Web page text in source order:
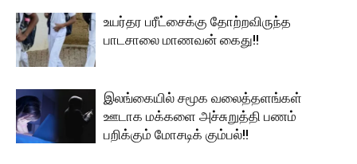
உயர்தர பரீட்சைக்கு தோற்றவிருந்த
பாடசாலை மாணவன் கைது!!
இலங்கையில் சமூக வலைத்தளங்கள்
ஊடாக மக்களை அச்சுறுத்தி பணம்
பறிக்கும் மோசடிக் கும்பல்!!